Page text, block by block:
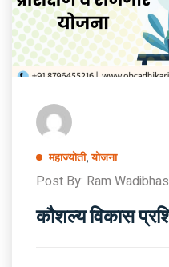
महाज्योती,योजना
Post By: Ram
कौशल्य विकास